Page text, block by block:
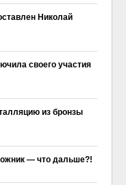
Николай
своего участия
из бронзы
— что дальше?!